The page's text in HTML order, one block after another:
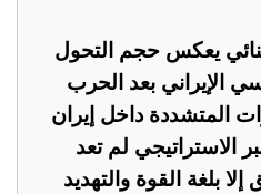
يعكس حجم التحول
الإيراني بعد الحرب
المتشددة داخل إيران
الاستراتيجي لم تعد
بلغة القوة والتهديد